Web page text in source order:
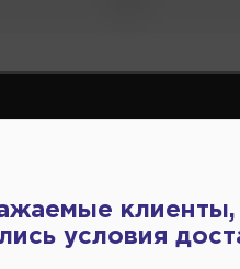
ул.
клиенты,
условия